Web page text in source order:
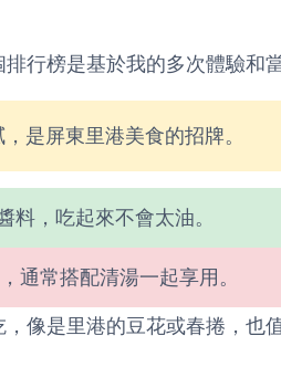
行榜是基於我的多次體驗和
是屏東里港美食的招牌。
，吃起來不會太油。
通常搭配清湯一起享用。
像是里港的豆花或春捲，也